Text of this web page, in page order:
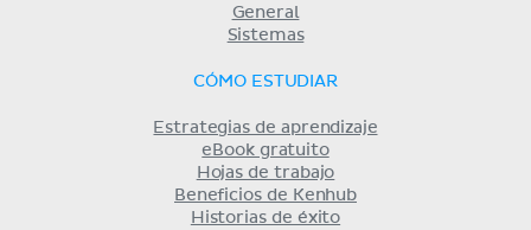
General
Sistemas
CÓMO ESTUDIAR
Estrategias de aprendizaje
eBook gratuito
Hojas de trabajo
Beneficios de Kenhub
Historias de éxito